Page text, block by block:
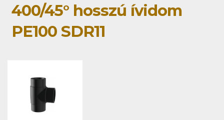
400/45° hosszú ívidom
PE100 SDR11